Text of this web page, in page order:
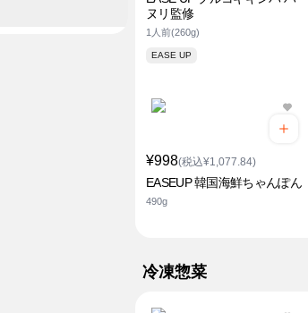
ヌリ監修
1人前(260g)
EASE UP
¥998(税込¥1,077.84)
EASEUP 韓国海鮮ちゃんぽん
490g
冷凍惣菜